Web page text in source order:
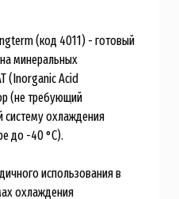
(код 4011) - готовый
минеральных
(Inorganic Acid
(не требующий
охлаждения
до -40 °С).
использования в
охлаждения